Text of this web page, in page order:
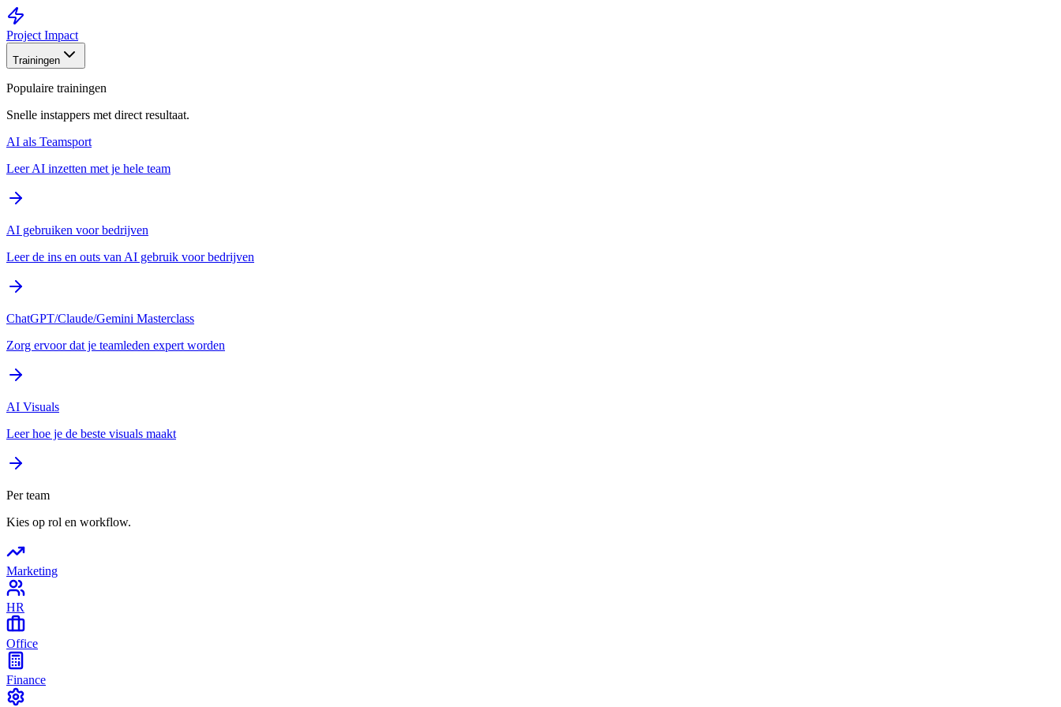
Project Impact
Trainingen
Populaire trainingen
Snelle instappers met direct resultaat.
AI als Teamsport
Leer AI inzetten met je hele team
AI gebruiken voor bedrijven
Leer de ins en outs van AI gebruik voor bedrijven
ChatGPT/Claude/Gemini Masterclass
Zorg ervoor dat je teamleden expert worden
AI Visuals
Leer hoe je de beste visuals maakt
Per team
Kies op rol en workflow.
Marketing
HR
Office
Finance